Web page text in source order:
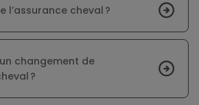
l’assurance cheval ?
changement de
?